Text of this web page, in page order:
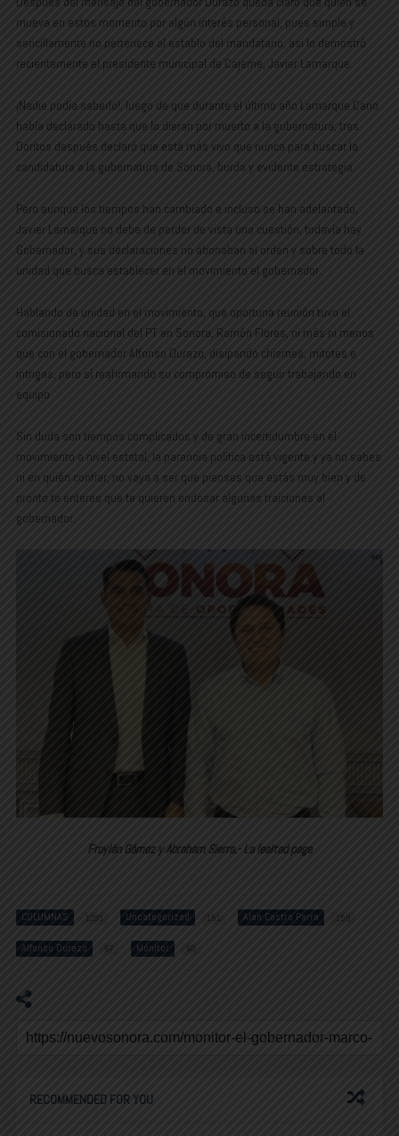
mueva en estos momento por algún interés personal, pues simple y
sencillamente no pertenece al establo del mandatario, así lo demostró
recientemente el presidente municipal de Cajeme, Javier Lamarque.
¡Nadie podía saberlo!, luego de que durante el último año Lamarque Cano
había declarado hasta que lo dieran por muerto a la gubernatura, tres
Doritos después declaró que está más vivo que nunca para buscar la
candidatura a la gubernatura de Sonora, burda y evidente estrategia.
Pero aunque los tiempos han cambiado e incluso se han adelantado,
Javier Lamarque no debe de perder de vista una cuestión, todavía hay
Gobernador, y sus declaraciones no abonaban al orden y sobre todo la
unidad que busca establecer en el movimiento el gobernador.
Hablando de unidad en el movimiento, que oportuna reunión tuvo el
comisionado nacional del PT en Sonora, Ramón Flores, ni más ni menos
que con el gobernador Alfonso Durazo, disipando chismes, mitotes e
intrigas, pero sí reafirmando su compromiso de seguir trabajando en
equipo.
Sin duda son tiempos complicados y de gran incertidumbre en el
movimiento a nivel estatal, la paranoia política está vigente y ya no sabes
ni en quién confiar, no vaya a ser que pienses que estás muy bien y de
pronto te enteres que te quieren endosar algunas traiciones al
gobernador.
Froylán Gámez y Abraham Sierra.- La lealtad paga
COLUMNAS 1293 Uncategorized 151 Alan Castro Parra 159
Alfonso Durazo 67 Monitor 60
RECOMMENDED FOR YOU